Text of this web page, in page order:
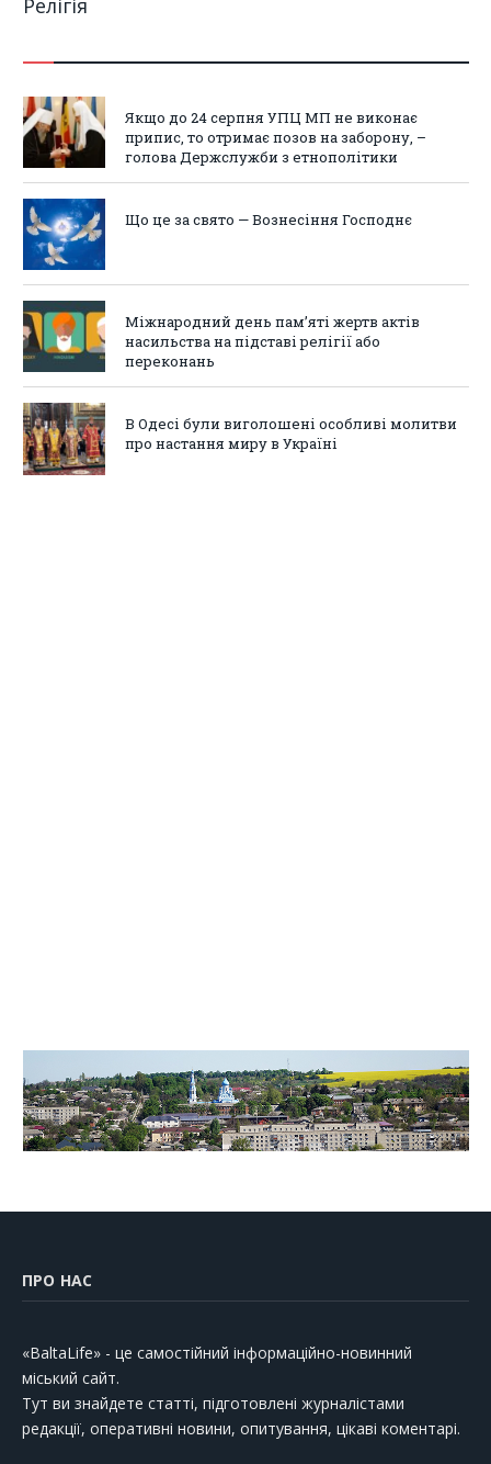
Якщо до 24 серпня УПЦ МП не виконає
припис, то отримає позов на заборону, –
голова Держслужби з етнополітики
Що це за свято — Вознесіння Господнє
Міжнародний день пам’яті жертв актів
насильства на підставі релігії або
переконань
В Одесі були виголошені особливі молитви
про настання миру в Україні
ПРО НАС
«BaltaLife» - це самостійний інформаційно-новинний
міський сайт.
Тут ви знайдете статті, підготовлені журналістами
редакції, оперативні новини, опитування, цікаві коментарі.